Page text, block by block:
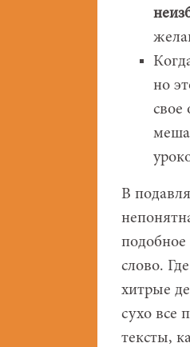
но
свое
В
подобное
слово.
хитрые
сухо все
тексты,